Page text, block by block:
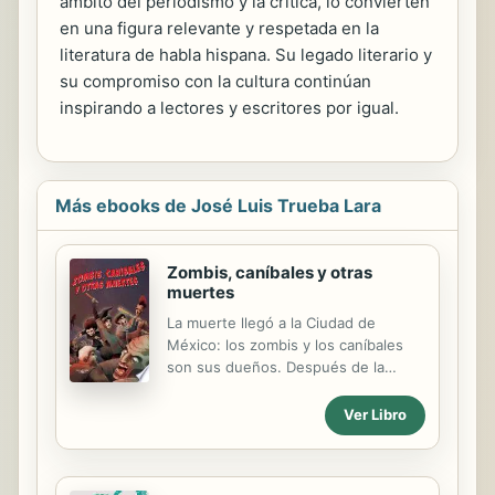
en una figura relevante y respetada en la
literatura de habla hispana. Su legado literario y
su compromiso con la cultura continúan
inspirando a lectores y escritores por igual.
Más ebooks de José Luis Trueba Lara
Zombis, caníbales y otras
muertes
La muerte llegó a la Ciudad de
México: los zombis y los caníbales
son sus dueños. Después de la
entrañables y sus adversarios de la
escuela, tres amigos siguen
luchando contra los zombis, los
devoradores de carne humana y los
Ver Libro